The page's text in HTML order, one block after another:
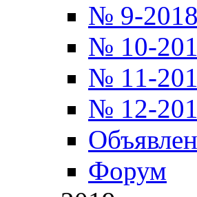
№ 9-2018
№ 10-
№ 11-
№ 12-
Форум